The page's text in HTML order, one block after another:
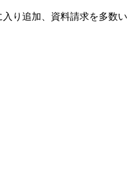
り追加、資料請求を多数い